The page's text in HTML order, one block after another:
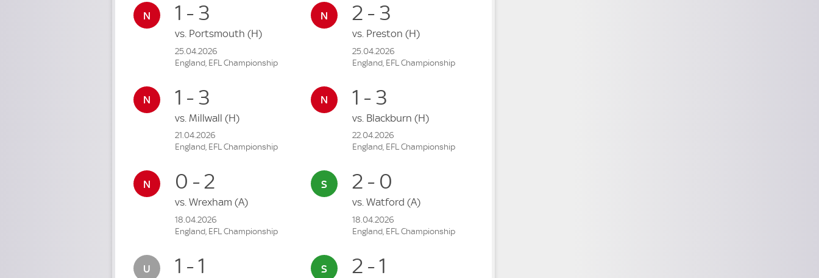
1 - 3
vs. Portsmouth (H)
25.04.2026
England, EFL Championship
1 - 3
vs. Millwall (H)
21.04.2026
England, EFL Championship
0 - 2
vs. Wrexham (A)
18.04.2026
England, EFL Championship
1 - 1
2 - 3
vs. Preston (H)
25.04.2026
England, EFL Championship
1 - 3
vs. Blackburn (H)
22.04.2026
England, EFL Championship
2 - 0
vs. Watford (A)
18.04.2026
England, EFL Championship
2 - 1